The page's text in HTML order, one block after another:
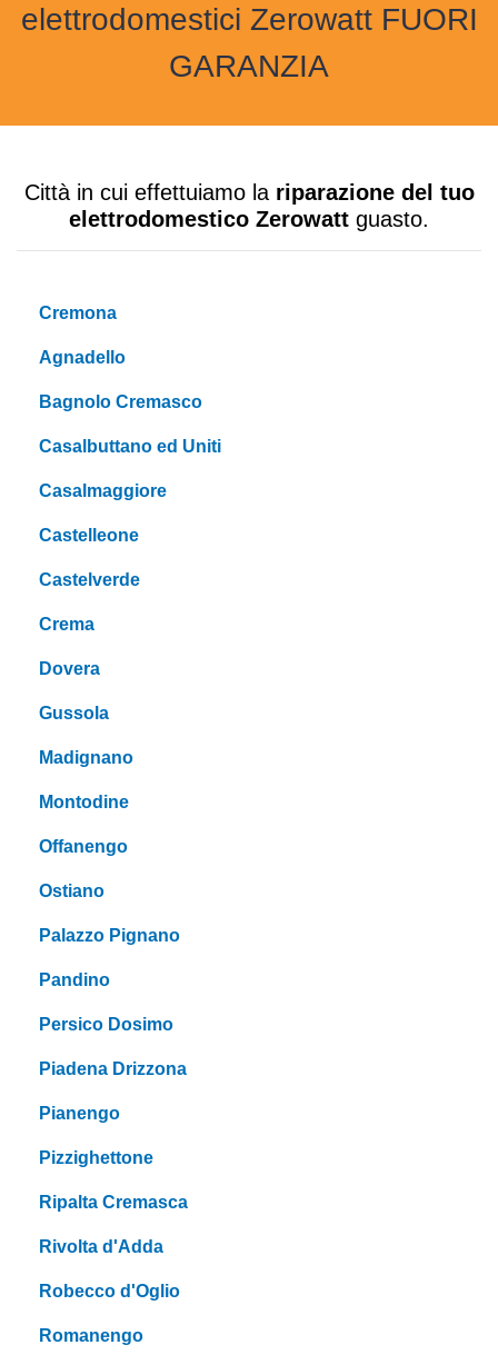
elettrodomestici Zerowatt FUORI
GARANZIA
Città in cui effettuiamo la riparazione del tuo
elettrodomestico Zerowatt guasto.
Cremona
Agnadello
Bagnolo Cremasco
Casalbuttano ed Uniti
Casalmaggiore
Castelleone
Castelverde
Crema
Dovera
Gussola
Madignano
Montodine
Offanengo
Ostiano
Palazzo Pignano
Pandino
Persico Dosimo
Piadena Drizzona
Pianengo
Pizzighettone
Ripalta Cremasca
Rivolta d'Adda
Robecco d'Oglio
Romanengo